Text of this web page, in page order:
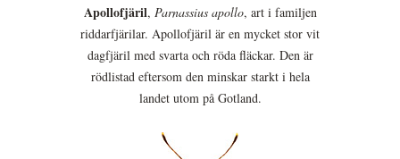
Apollofjäril, Parnassius apollo, art i familjen
riddarfjärilar. Apollofjäril är en mycket stor vit
dagfjäril med svarta och röda fläckar. Den är
rödlistad eftersom den minskar starkt i hela
landet utom på Gotland.